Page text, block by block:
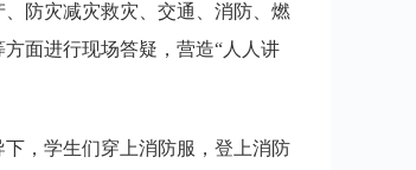
防灾减灾救灾、交通、消防、燃
面进行现场答疑，营造“人人讲
，学生们穿上消防服，登上消防